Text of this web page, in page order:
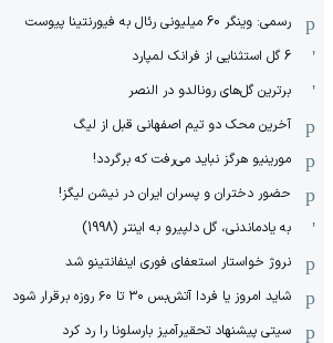
رسمی: وینگر 60 میلیونی رئال به فیورنتینا پیوست
6 گل استثنایی از فرانک لمپارد
برترین گل‌های رونالدو در النصر
آخرین محک دو تیم اصفهانی قبل از لیگ
مورینیو هرگز نباید می‌رفت که برگردد!
حضور دختران و پسران ایران در نیشن لیگز!
به یادماندنی، گل دلپیرو به اینتر (1998)
نروژ خواستار استعفای فوری اینفانتینو شد
شاید امروز یا فردا آتش‌بس ۳۰ تا ۶۰ روزه برقرار شود
سیتی پیشنهاد تحقیرآمیز بارسلونا را رد کرد